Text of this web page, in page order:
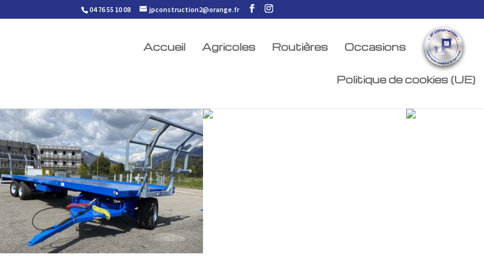
04 76 55 10 08 jpconstruction2@orange.fr
Accueil Agricoles Routières Occasions
Politique de cookies (UE)